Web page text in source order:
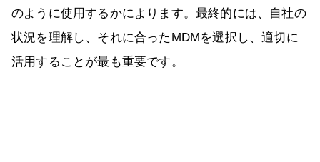
のように使用するかによります。最終的には、自社の
状況を理解し、それに合ったMDMを選択し、適切に
活用することが最も重要です。